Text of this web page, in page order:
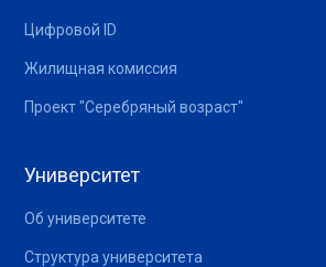
Цифровой ID
Жилищная комиссия
Проект "Серебряный возраст"
Университет
Об университете
Структура университета